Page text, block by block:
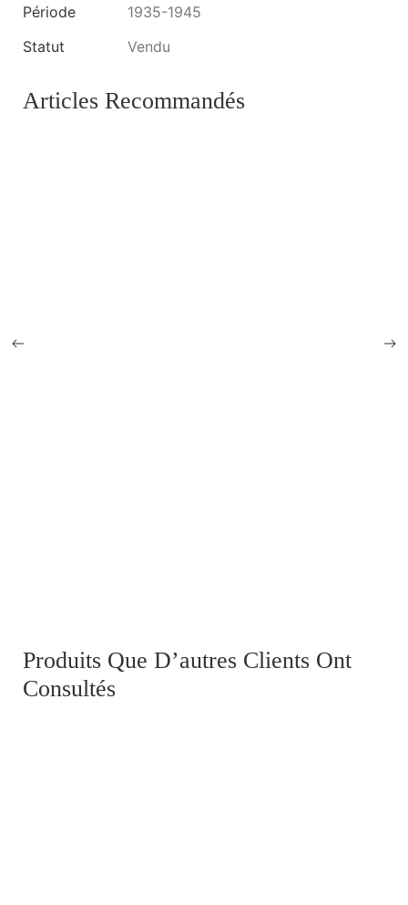
Période
1935-1945
Statut
Vendu
Articles Recommandés
Produits Que D’autres Clients Ont
Consultés